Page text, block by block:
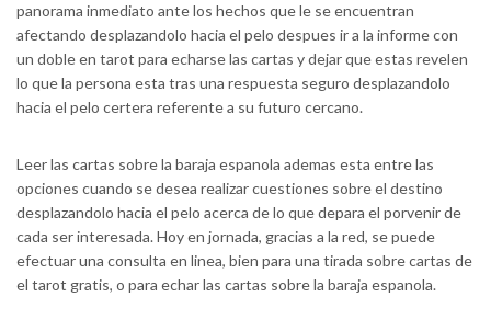
panorama inmediato ante los hechos que le se encuentran
afectando desplazandolo hacia el pelo despues ir a la informe con
un doble en tarot para echarse las cartas y dejar que estas revelen
lo que la persona esta tras una respuesta seguro desplazandolo
hacia el pelo certera referente a su futuro cercano.
Leer las cartas sobre la baraja espanola ademas esta entre las
opciones cuando se desea realizar cuestiones sobre el destino
desplazandolo hacia el pelo acerca de lo que depara el porvenir de
cada ser interesada. Hoy en jornada, gracias a la red, se puede
efectuar una consulta en linea, bien para una tirada sobre cartas de
el tarot gratis, o para echar las cartas sobre la baraja espanola.